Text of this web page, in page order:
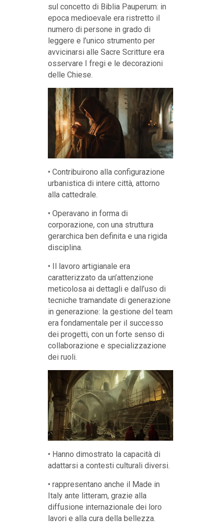
sul concetto di Biblia Pauperum: in
epoca medioevale era ristretto il
numero di persone in grado di
leggere e l’unico strumento per
avvicinarsi alle Sacre Scritture era
osservare I fregi e le decorazioni
delle Chiese.
• Contribuirono alla configurazione
urbanistica di intere città, attorno
alla cattedrale.
• Operavano in forma di
corporazione, con una struttura
gerarchica ben definita e una rigida
disciplina.
• Il lavoro artigianale era
caratterizzato da un’attenzione
meticolosa ai dettagli e dall’uso di
tecniche tramandate di generazione
in generazione: la gestione del team
era fondamentale per il successo
dei progetti, con un forte senso di
collaborazione e specializzazione
dei ruoli.
• Hanno dimostrato la capacità di
adattarsi a contesti culturali diversi.
• rappresentano anche il Made in
Italy ante litteram, grazie alla
diffusione internazionale dei loro
lavori e alla cura della bellezza.